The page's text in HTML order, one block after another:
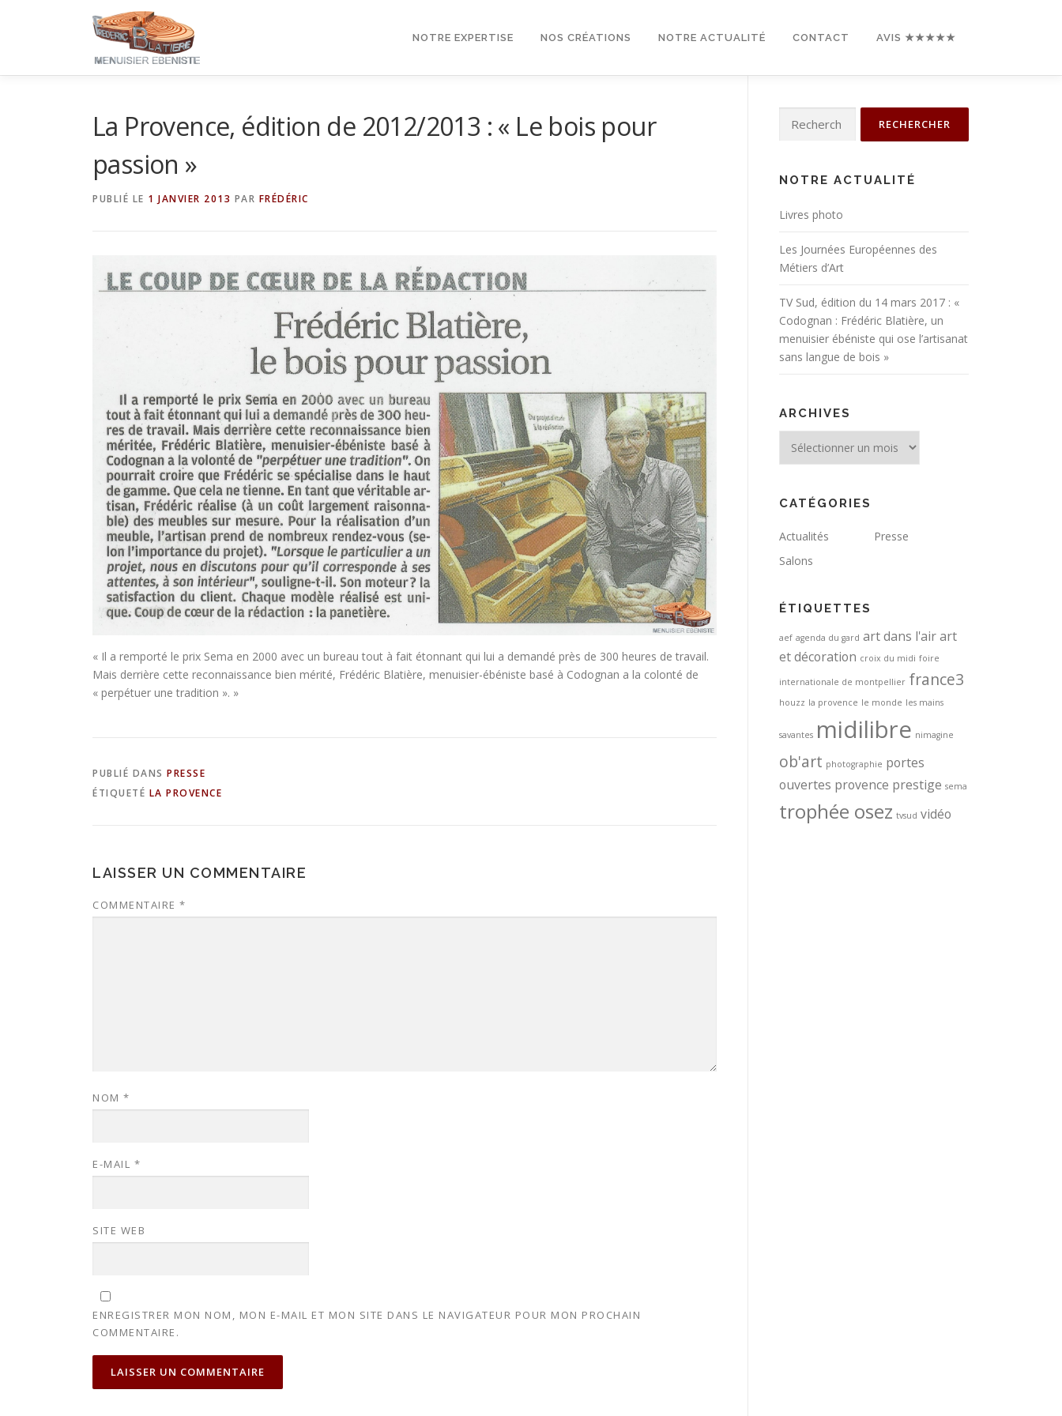
NOTRE EXPERTISE NOS CRÉATIONS NOTRE ACTUALITÉ CONTACT AVIS ★★★★★
La Provence, édition de 2012/2013 : « Le bois pour
passion »
PUBLIÉ LE 1 JANVIER 2013 PAR FRÉDÉRIC
« Il a remporté le prix Sema en 2000 avec un bureau tout à fait étonnant qui lui a demandé près de 300 heures de travail.
Mais derrière cette reconnaissance bien mérité, Frédéric Blatière, menuisier-ébéniste basé à Codognan a la colonté de
« perpétuer une tradition ». »
PUBLIÉ DANS PRESSE
ÉTIQUETÉ LA PROVENCE
LAISSER UN COMMENTAIRE
COMMENTAIRE *
NOM *
E-MAIL *
SITE WEB
ENREGISTRER MON NOM, MON E-MAIL ET MON SITE DANS LE NAVIGATEUR POUR MON PROCHAIN
COMMENTAIRE.
NOTRE ACTUALITÉ
Livres photo
Les Journées Européennes des
Métiers d’Art
TV Sud, édition du 14 mars 2017 : «
Codognan : Frédéric Blatière, un
menuisier ébéniste qui ose l’artisanat
sans langue de bois »
ARCHIVES
CATÉGORIES
Actualités
Presse
Salons
ÉTIQUETTES
aef agenda du gard art dans l'airart
et décoration croix du midi foire
internationale de montpellier france3
houzz la provence le monde les mains
savantes midilibre nimagine
ob'art photographie portes
ouvertes provence prestige sema
trophée osez tvsud vidéo